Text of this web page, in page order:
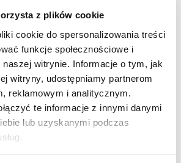
z plików cookie
cookie do spersonalizowania treści
funkcje społecznościowe i
witrynie. Informacje o tym, jak
witryny, udostępniamy partnerom
reklamowym i analitycznym.
te informacje z innymi danymi
lub uzyskanymi podczas